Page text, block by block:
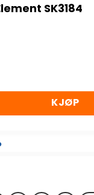
SK3184
SK3184 antall
KJØP